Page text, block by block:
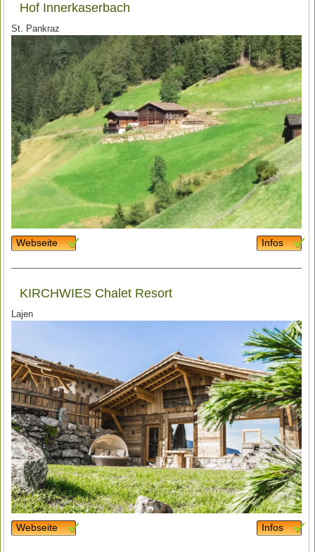
Hof Innerkaserbach
St. Pankraz
Webseite Infos
KIRCHWIES Chalet Resort
Lajen
Webseite Infos